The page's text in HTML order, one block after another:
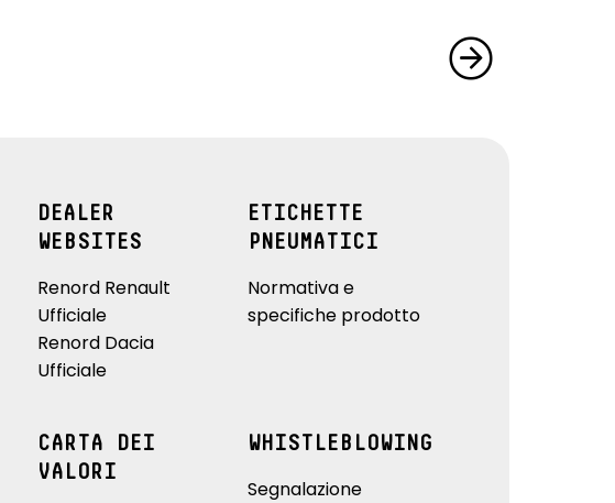
DEALER
WEBSITES
Renord Renault
Ufficiale
Renord Dacia
Ufficiale
ETICHETTE
PNEUMATICI
Normativa e
specifiche prodotto
CARTA DEI
VALORI
WHISTLEBLOWING
Segnalazione